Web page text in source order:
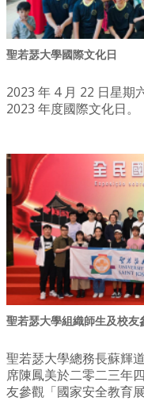
聖若瑟大學國際文化日
2023 年 4 月 22 日星期
2023 年度國際文化日。
聖若瑟大學組織師生及校友
聖若瑟大學總務長蘇輝
席陳鳳美於二零二三年
友參觀「國家安全教育展